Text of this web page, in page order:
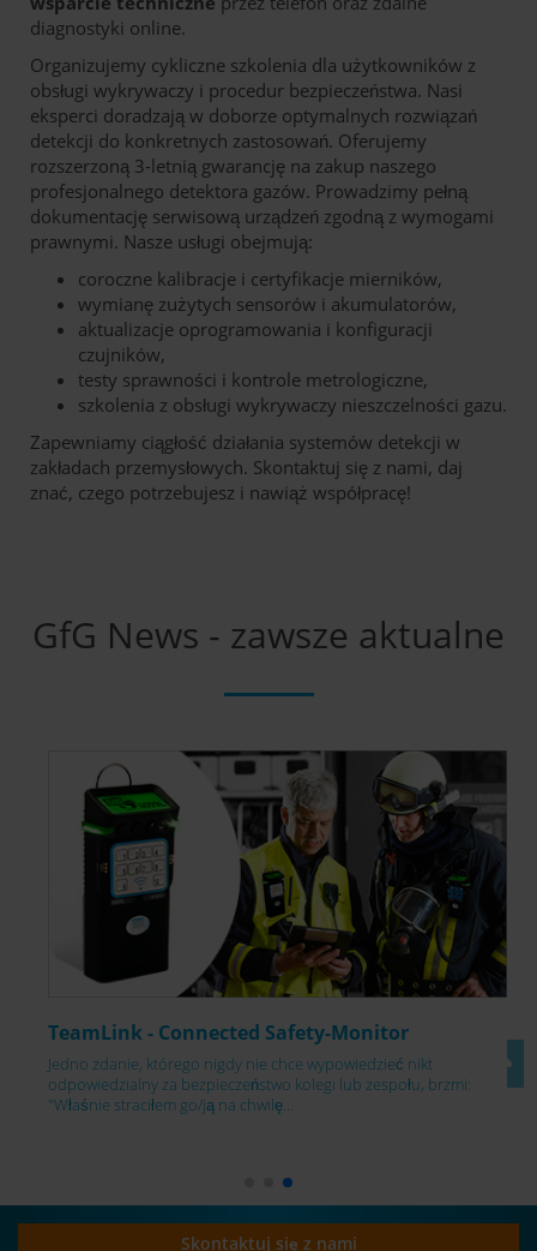
diagnostyki online.
Organizujemy cykliczne szkolenia dla użytkowników z
obsługi wykrywaczy i procedur bezpieczeństwa. Nasi
eksperci doradzają w doborze optymalnych rozwiązań
detekcji do konkretnych zastosowań. Oferujemy
rozszerzoną 3-letnią gwarancję na zakup naszego
profesjonalnego detektora gazów. Prowadzimy pełną
dokumentację serwisową urządzeń zgodną z wymogami
prawnymi. Nasze usługi obejmują:
coroczne kalibracje i certyfikacje mierników,
wymianę zużytych sensorów i akumulatorów,
aktualizacje oprogramowania i konfiguracji
czujników,
testy sprawności i kontrole metrologiczne,
szkolenia z obsługi wykrywaczy nieszczelności gazu.
Zapewniamy ciągłość działania systemów detekcji w
zakładach przemysłowych. Skontaktuj się z nami, daj
znać, czego potrzebujesz i nawiąż współpracę!
GfG News - zawsze aktualne
TeamLink - Connected Safety-Monitor
Jedno zdanie, którego nigdy nie chce wypowiedzieć nikt
odpowiedzialny za bezpieczeństwo kolegi lub zespołu, brzmi:
"Właśnie straciłem go/ją na chwilę…
Skontaktuj się z nami